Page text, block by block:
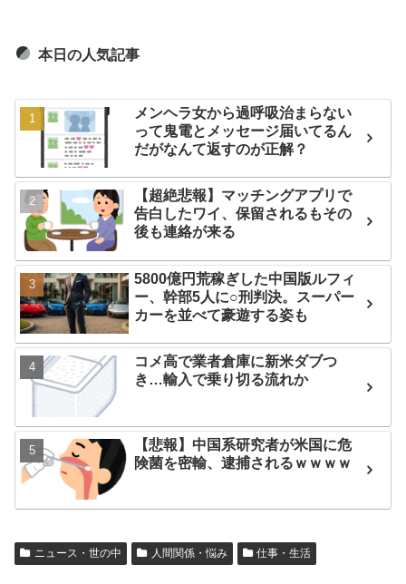
本日の人気記事
メンヘラ女から過呼吸治まらない
って鬼電とメッセージ届いてるん
だがなんて返すのが正解？
【超絶悲報】マッチングアプリで
告白したワイ、保留されるもその
後も連絡が来る
5800億円荒稼ぎした中国版ルフィ
ー、幹部5人に○刑判決。スーパー
カーを並べて豪遊する姿も
コメ高で業者倉庫に新米ダブつ
き…輸入で乗り切る流れか
【悲報】中国系研究者が米国に危
険菌を密輸、逮捕されるｗｗｗｗ
ニュース・世の中 人間関係・悩み 仕事・生活